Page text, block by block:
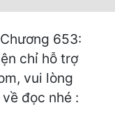
653:
chỉ hỗ trợ
vui lòng
đọc nhé :